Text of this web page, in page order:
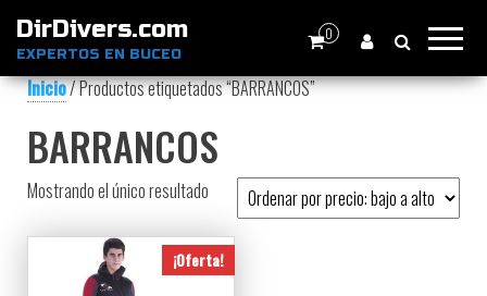
DirDivers.com
EXPERTOS EN BUCEO
0
Inicio/ Productos etiquetados “BARRANCOS”
BARRANCOS
Mostrando el único resultado
¡Oferta!